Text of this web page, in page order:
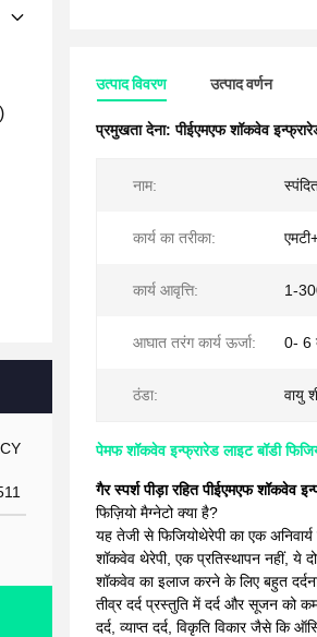
उत्पाद विवरण उत्पाद वर्णन
प्रमुखता देना:पीईएमएफ शॉकवेव
नाम:
कार्य का तरीका:
कार्य आवृत्ति: 1-
आघात तरंग कार्य ऊर्जा: 0- 6
ठंडा: वायु
पेमफ शॉकवेव इन्फ्रारेड लाइट बॉडी
गैर स्पर्श पीड़ा रहित पीईएमएफ शॉकवेव
फिज़ियो मैग्नेटो क्या है?
यह तेजी से फिजियोथेरेपी का एक अनिवार्य
शॉकवेव थेरेपी, एक प्रतिस्थापन नहीं, ये
शॉकवेव का इलाज करने के लिए बहुत
तीव्र दर्द प्रस्तुति में दर्द और सूजन को
दर्द, व्याप्त दर्द, विकृति विकार जैसे कि